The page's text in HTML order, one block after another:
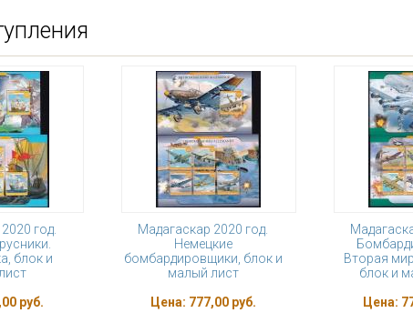
год.
блок и
руб.
Мадагаскар 2020 год.
Немецкие
бомбардировщики, блок и
малый лист
Цена: 777,00 руб.
Вторая
блок и
Цена: